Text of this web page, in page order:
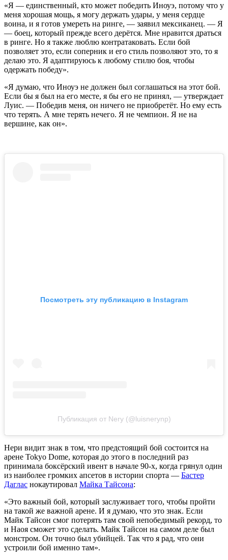
«Я — единственный, кто может победить Иноуэ, потому что у
меня хорошая мощь, я могу держать удары, у меня сердце
воина, и я готов умереть на ринге, — заявил мексиканец. — Я
— боец, который прежде всего дерётся. Мне нравится драться
в ринге. Но я также люблю контратаковать. Если бой
позволяет это, если соперник и его стиль позволяют это, то я
делаю это. Я адаптируюсь к любому стилю боя, чтобы
одержать победу».
«Я думаю, что Иноуэ не должен был соглашаться на этот бой.
Если бы я был на его месте, я бы его не принял, — утверждает
Луис. — Победив меня, он ничего не приобретёт. Но ему есть
что терять. А мне терять нечего. Я не чемпион. Я не на
вершине, как он».
Посмотреть эту публикацию в Instagram
Публикация от Nery (@luisnerynp)
Нери видит знак в том, что предстоящий бой состоится на
арене Tokyo Dome, которая до этого в последний раз
принимала боксёрский ивент в начале 90-х, когда грянул один
из наиболее громких апсетов в истории спорта — Бастер
Даглас нокаутировал Майка Тайсона:
«Это важный бой, который заслуживает того, чтобы пройти
на такой же важной арене. И я думаю, что это знак. Если
Майк Тайсон смог потерять там свой непобедимый рекорд, то
и Наоя сможет это сделать. Майк Тайсон на самом деле был
монстром. Он точно был убийцей. Так что я рад, что они
устроили бой именно там».